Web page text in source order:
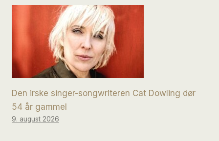
Den irske singer-songwriteren Cat Dowling dør
54 år gammel
9. august 2026